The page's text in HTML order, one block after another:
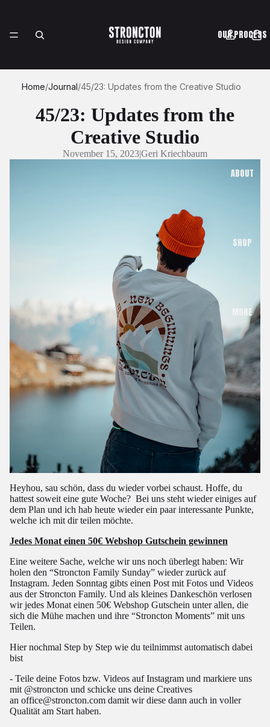
OUR PROCESS
ABOUT
SHOP
MORE
Home/Journal/45/23: Updates from the Creative Studio
45/23: Updates from the
Creative Studio
November 15, 2023|Geri Kriechbaum
Heyhou, sau schön, dass du wieder vorbei schaust. Hoffe, du
hattest soweit eine gute Woche? Bei uns steht wieder einiges auf
dem Plan und ich hab heute wieder ein paar interessante Punkte,
welche ich mit dir teilen möchte.
Jedes Monat einen 50€ Webshop Gutschein gewinnen
Eine weitere Sache, welche wir uns noch überlegt haben: Wir
holen den “Stroncton Family Sunday” wieder zurück auf
Instagram. Jeden Sonntag gibts einen Post mit Fotos und Videos
aus der Stroncton Family. Und als kleines Dankeschön verlosen
wir jedes Monat einen 50€ Webshop Gutschein unter allen, die
sich die Mühe machen und ihre “Stroncton Moments” mit uns
Teilen.
Hier nochmal Step by Step wie du teilnimmst automatisch dabei
bist
- Teile deine Fotos bzw. Videos auf Instagram und markiere uns
mit @stroncton und schicke uns deine Creatives
an office@stroncton.com damit wir diese dann auch in voller
Qualität am Start haben.